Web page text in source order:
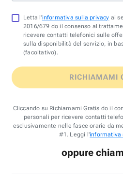
Letta l'informativa sulla privacy ai
2016/679 do il consenso al
ricevere contatti telefonici sulle
sulla disponibilità del servizio, in
(facoltativo).
RICHIAMAMI
Cliccando su Richiamami Gratis do il
personali per ricevere contatti
esclusivamente nelle fasce orarie da
#1. Leggi l'informativa
oppure